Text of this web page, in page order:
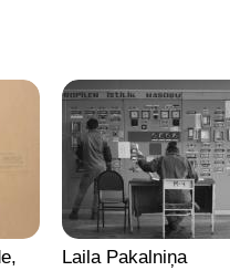
Laila Pakalniņa